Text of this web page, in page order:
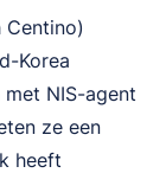
Centino)
Korea
NIS-agent
ze een
heeft